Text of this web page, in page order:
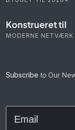
Konstrueret til
MODERNE NETVÆRK
Subscribe to Our
Email